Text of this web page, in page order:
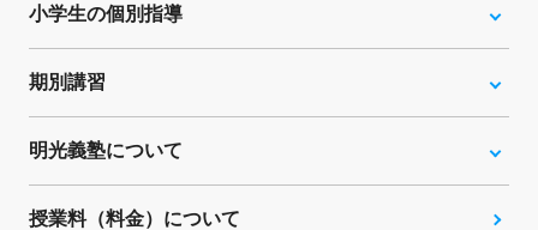
小学生の個別指導
期別講習
明光義塾について
授業料（料金）について